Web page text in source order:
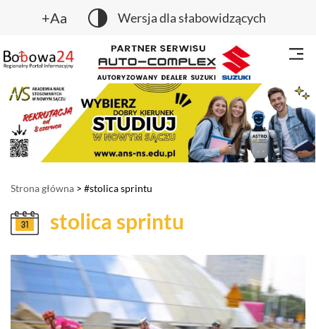
+Aa Wersja dla słabowidzących
Strona główna > #stolica sprintu
stolica sprintu